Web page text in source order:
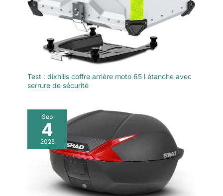
Test : dixhills coffre arrière moto 65 l étanche avec
serrure de sécurité
Sep
4
2025